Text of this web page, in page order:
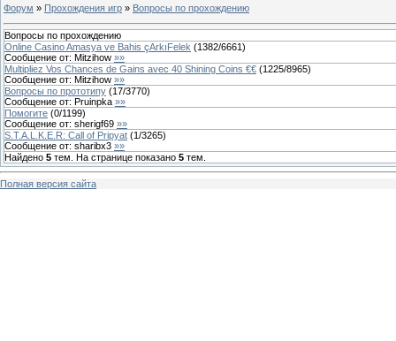
Форум » Прохождения игр » Вопросы по прохождению
Вопросы по прохождению
Online Casino Amasya ve Bahis çArkıFelek (1382/6661)
Сообщение от: Mitzihow »»
Multipliez Vos Chances de Gains avec 40 Shining Coins €€ (1225/8965)
Сообщение от: Mitzihow »»
Вопросы по прототипу (17/3770)
Сообщение от: Pruinpka »»
Помогите (0/1199)
Сообщение от: sherigf69 »»
S.T.A.L.K.E.R: Call of Pripyat (1/3265)
Сообщение от: sharibx3 »»
Найдено 5 тем. На странице показано 5 тем.
Полная версия сайта